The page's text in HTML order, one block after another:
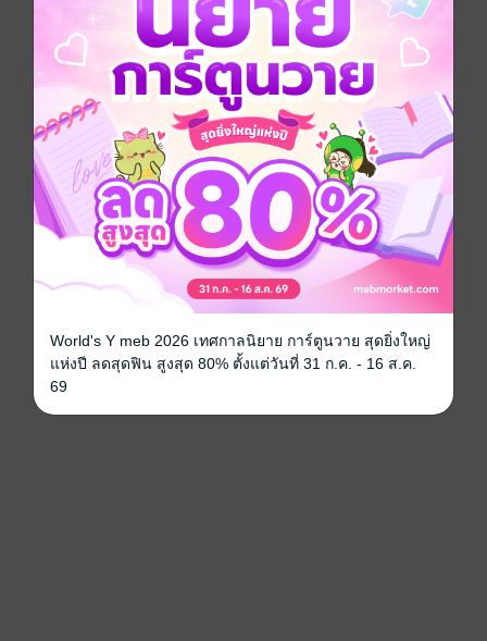
ล็อกอินเข้าระบบ
World's Y meb 2026 เทศกาลนิยาย การ์ตูนวาย สุดยิ่งใหญ่
แห่งปี ลดสุดฟิน สูงสุด 80% ตั้งแต่วันที่ 31 ก.ค. - 16 ส.ค.
69